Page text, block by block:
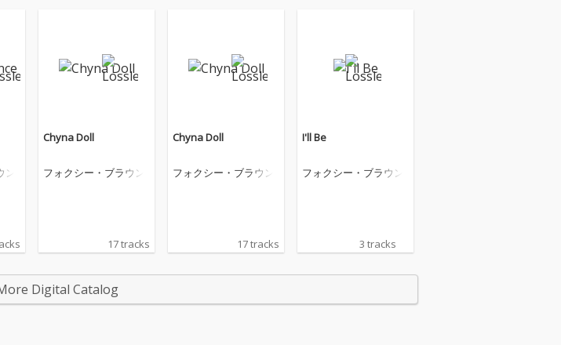
Chyna Doll
フォクシー・ブラウン
17 tracks
Chyna Doll
フォクシー・ブラウン
17 tracks
I'll Be
フォクシー・ブラウン
3 tracks
Digital Catalog